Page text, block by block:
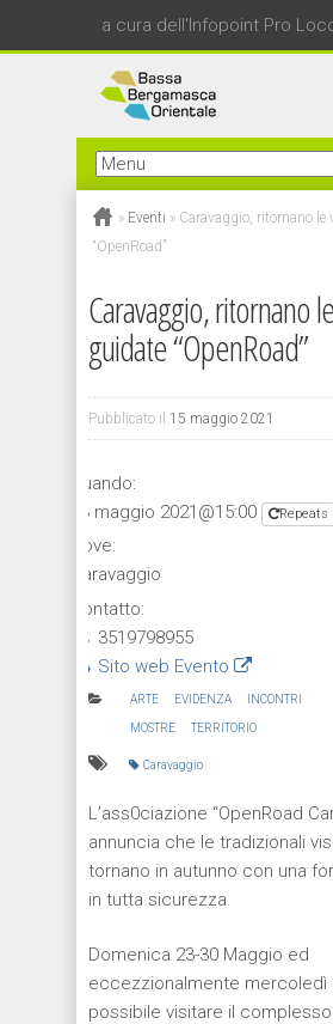
a cura dell'Infopoint Pro
» Eventi » Caravaggio, ritornano le
“OpenRoad”
Caravaggio, ritornano
guidate “OpenRoad”
Pubblicato il 15 maggio 2021
Quando:
23 maggio 2021@15:00
Repeats
Dove:
Caravaggio
Contatto:
3519798955
Sito web Evento
ARTE EVIDENZA INCONTRI
MOSTRE TERRITORIO
Caravaggio
L’ass0ciazione “OpenRoad
annuncia che le tradizionali
tornano in autunno con una
in tutta sicurezza.
Domenica 23-30 Maggio ed
eccezzionalmente mercoledì
possibile visitare il